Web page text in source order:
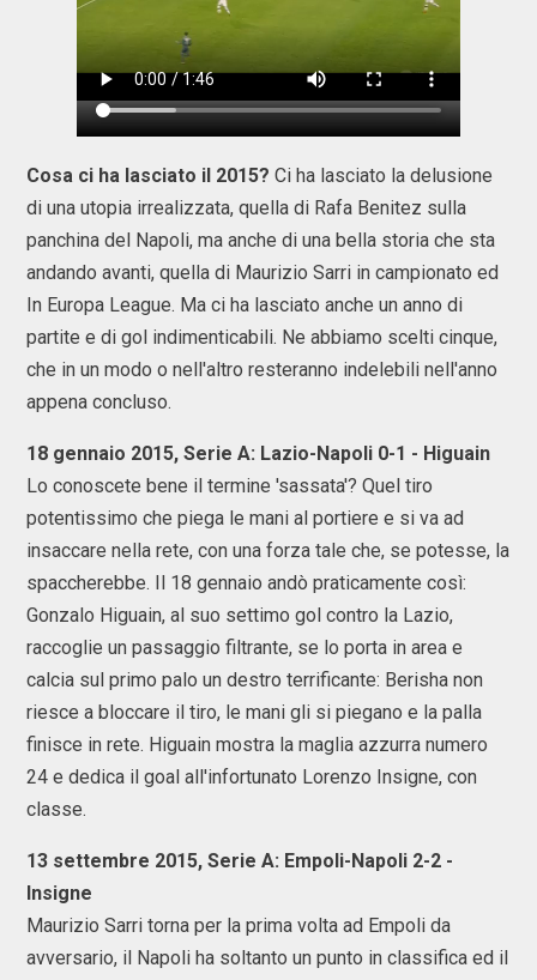
Cosa ci ha lasciato il 2015? Ci ha lasciato la delusione
di una utopia irrealizzata, quella di Rafa Benitez sulla
panchina del Napoli, ma anche di una bella storia che sta
andando avanti, quella di Maurizio Sarri in campionato ed
In Europa League. Ma ci ha lasciato anche un anno di
partite e di gol indimenticabili. Ne abbiamo scelti cinque,
che in un modo o nell'altro resteranno indelebili nell'anno
appena concluso.
18 gennaio 2015, Serie A: Lazio-Napoli 0-1 - Higuain
Lo conoscete bene il termine 'sassata'? Quel tiro
potentissimo che piega le mani al portiere e si va ad
insaccare nella rete, con una forza tale che, se potesse, la
spaccherebbe. Il 18 gennaio andò praticamente così:
Gonzalo Higuain, al suo settimo gol contro la Lazio,
raccoglie un passaggio filtrante, se lo porta in area e
calcia sul primo palo un destro terrificante: Berisha non
riesce a bloccare il tiro, le mani gli si piegano e la palla
finisce in rete. Higuain mostra la maglia azzurra numero
24 e dedica il goal all'infortunato Lorenzo Insigne, con
classe.
13 settembre 2015, Serie A: Empoli-Napoli 2-2 -
Insigne
Maurizio Sarri torna per la prima volta ad Empoli da
avversario, il Napoli ha soltanto un punto in classifica ed il